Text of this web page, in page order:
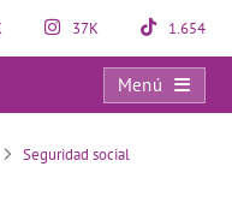
37K 1.654
Menú
Seguridad social